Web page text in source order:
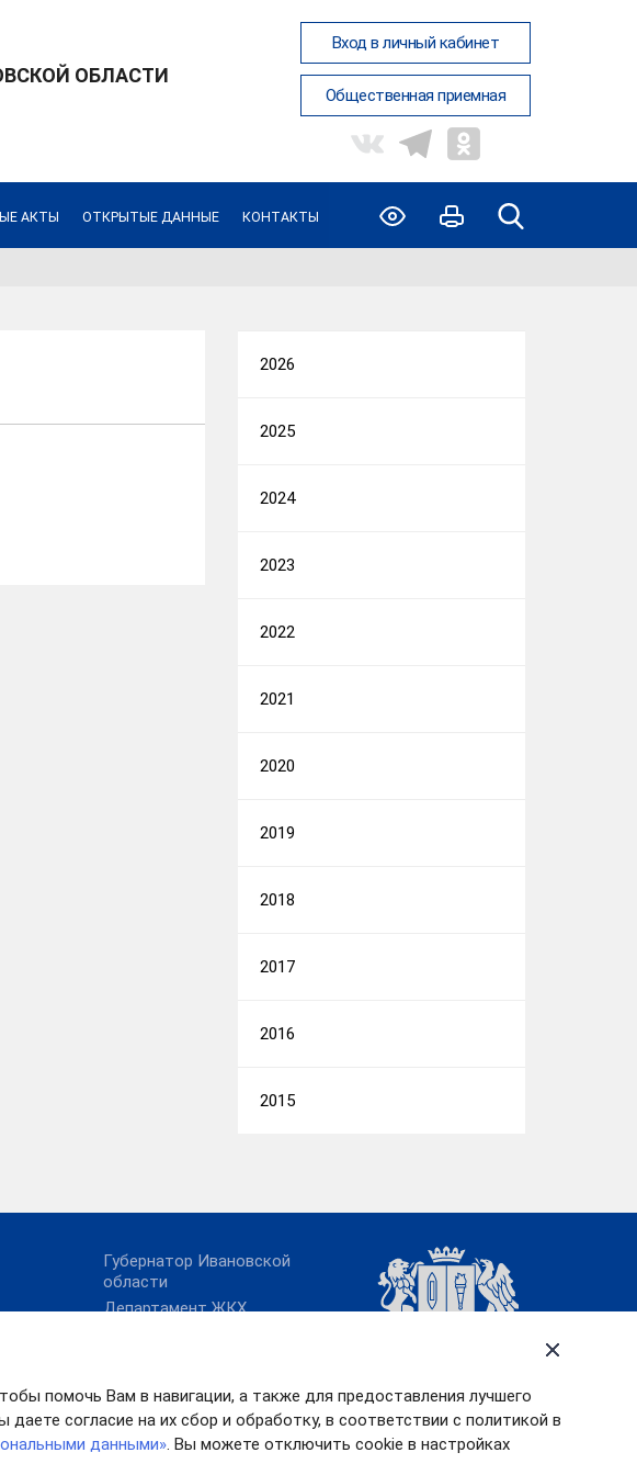
ОБЛАСТИ
Вход в личный кабинет
Общественная приемная
АКТЫ ОТКРЫТЫЕ ДАННЫЕ КОНТАКТЫ
помочь Вам в навигации, а также для предоставления лучшего
согласие на их сбор и обработку, в соответствии с политикой в
данными». Вы можете отключить cookie в настройках
2026
2025
2024
2023
2022
2021
2020
2019
2018
2017
2016
2015
Губернатор Ивановской
области
Департамент ЖКХ
Работа в России